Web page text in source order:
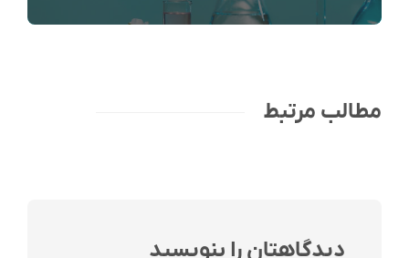
مطالب مرتبط
دیدگاهتان را بنویسید